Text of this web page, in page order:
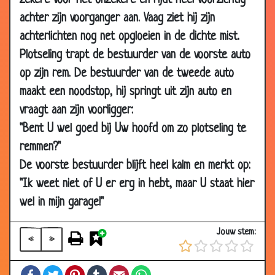
achter zijn voorganger aan. Vaag ziet hij zijn
achterlichten nog net opgloeien in de dichte mist.
Plotseling trapt de bestuurder van de voorste auto
op zijn rem. De bestuurder van de tweede auto
maakt een noodstop, hij springt uit zijn auto en
vraagt aan zijn voorligger:
"Bent U wel goed bij Uw hoofd om zo plotseling te
remmen?"
De voorste bestuurder blijft heel kalm en merkt op:
"Ik weet niet of U er erg in hebt, maar U staat hier
wel in mijn garage!"
« »
Jouw stem:
FacebookTwitterPinterestTumblrEmail
11 Oct
2007
Intake-gesprek
11 Oct
2007
Op het toilet 3.74
08
2007
Spuugonderzoek
2007
Vrachtje bezorgen 2.90
20 Sep
2007
Kende je haar? 3.58
17 Sep
2007
Koekje
13 Sep
Eindelijk vakantie! 3.35